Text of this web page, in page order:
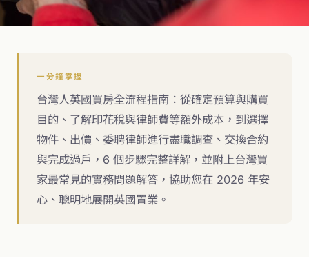
一分鐘掌握
台灣人英國買房全流程指南：從確定預算與購買
目的、了解印花稅與律師費等額外成本，到選擇
物件、出價、委聘律師進行盡職調查、交換合約
與完成過戶，6 個步驟完整詳解，並附上台灣買
家最常見的實務問題解答，協助您在 2026 年安
心、聰明地展開英國置業。